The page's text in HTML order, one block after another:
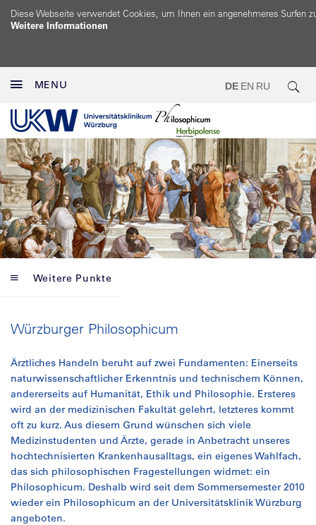
Diese Webseite verwendet Cookies, um Ihnen ein angenehmeres Surfen
Weitere Informationen
MENU DE EN RU
Weitere Punkte
Würzburger Philosophicum
Ärztliches Handeln beruht auf zwei Fundamenten: Einerseits
naturwissenschaftlicher Erkenntnis und technischem Können,
andererseits auf Humanität, Ethik und Philosophie. Ersteres
wird an der medizinischen Fakultät gelehrt, letzteres kommt
oft zu kurz. Aus diesem Grund wünschen sich viele
Medizinstudenten und Ärzte, gerade in Anbetracht unseres
hochtechnisierten Krankenhausalltags, ein eigenes Wahlfach,
das sich philosophischen Fragestellungen widmet: ein
Philosophicum. Deshalb wird seit dem Sommersemester 2010
wieder ein Philosophicum an der Universitätsklinik Würzburg
angeboten.